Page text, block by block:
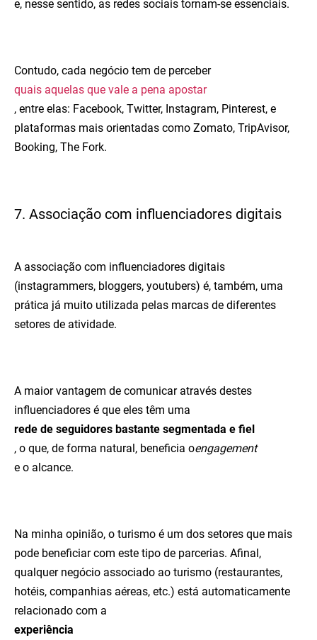
e, nesse sentido, as redes sociais tornam-se essenciais.
Contudo, cada negócio tem de perceber
quais aquelas que vale a pena apostar
, entre elas: Facebook, Twitter, Instagram, Pinterest, e
plataformas mais orientadas como Zomato, TripAvisor,
Booking, The Fork.
7. Associação com influenciadores digitais
A associação com influenciadores digitais
(instagrammers, bloggers, youtubers) é, também, uma
prática já muito utilizada pelas marcas de diferentes
setores de atividade.
A maior vantagem de comunicar através destes
influenciadores é que eles têm uma
rede de seguidores bastante segmentada e fiel
, o que, de forma natural, beneficia oengagement
e o alcance.
Na minha opinião, o turismo é um dos setores que mais
pode beneficiar com este tipo de parcerias. Afinal,
qualquer negócio associado ao turismo (restaurantes,
hotéis, companhias aéreas, etc.) está automaticamente
relacionado com a
experiência